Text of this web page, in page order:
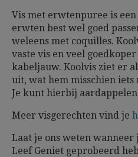
Vis met erwtenpuree is
erwten best wel goed
weleens met coquilles.
vaste vis en veel
kabeljauw. Koolvis ziet er
uit, wat hem misschien
Je kunt hierbij
Meer visgerechten vind je
Laat je ons weten wanneer
Leef Geniet geprobeerd